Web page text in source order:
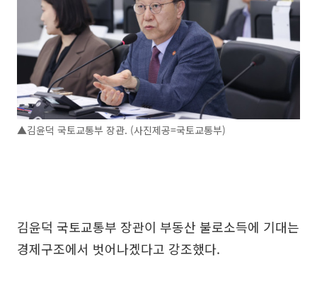
▲김윤덕 국토교통부 장관. (사진제공=국토교통부)
김윤덕 국토교통부 장관이 부동산 불로소득에 기대는
경제구조에서 벗어나겠다고 강조했다.